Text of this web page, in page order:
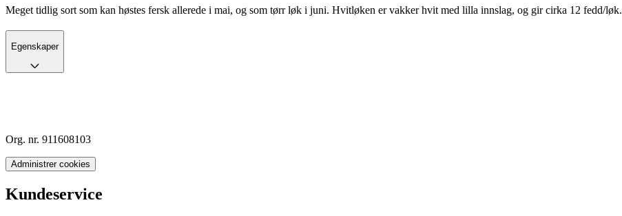
Meget tidlig sort som kan høstes fersk allerede i mai, og som tørr løk i juni. Hvitløken er vakker hvit med lilla innslag, og gir cirka 12 fedd/løk.
Egenskaper
Org. nr. 911608103
Administrer cookies
Kundeservice